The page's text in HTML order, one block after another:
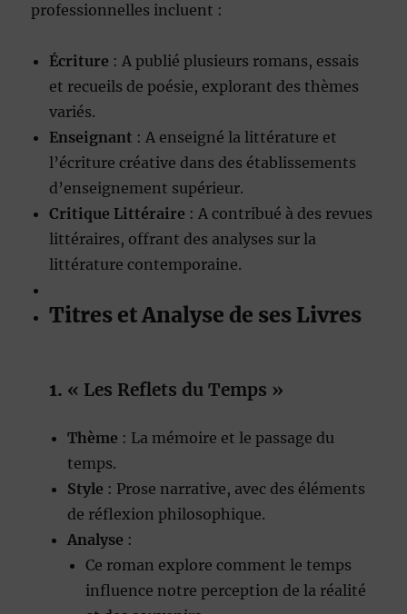
professionnelles incluent :
Écriture : A publié plusieurs romans, essais
et recueils de poésie, explorant des thèmes
variés.
Enseignant : A enseigné la littérature et
l’écriture créative dans des établissements
d’enseignement supérieur.
Critique Littéraire : A contribué à des revues
littéraires, offrant des analyses sur la
littérature contemporaine.
Titres et Analyse de ses Livres
1. « Les Reflets du Temps »
Thème : La mémoire et le passage du
temps.
Style : Prose narrative, avec des éléments
de réflexion philosophique.
Analyse :
Ce roman explore comment le temps
influence notre perception de la réalité